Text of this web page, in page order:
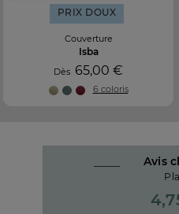
PRIX DOUX
Couverture
Isba
Dès 65,00 €
6 coloris
Avis